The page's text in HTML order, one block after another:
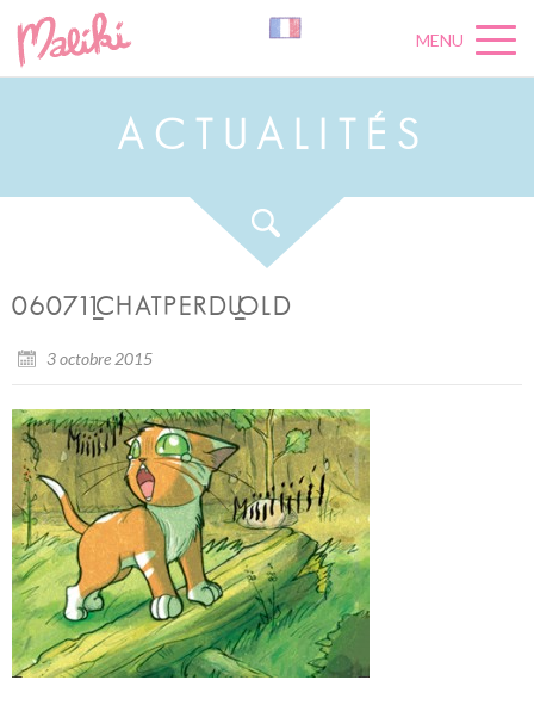
MENU
A C U A L É S
060711_CHATPERDU_OLD
3 octobre 2015